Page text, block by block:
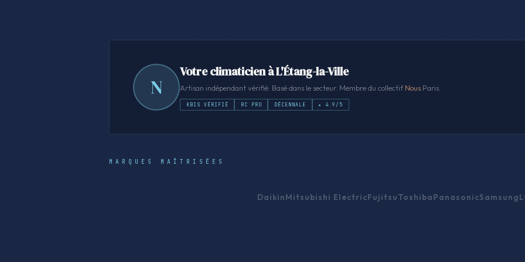
N
Votre climaticien à L'Étang-la-Ville
Artisan indépendant vérifié. Basé dans le secteur. Membre du collectifNous .Paris.
KBIS VÉRIFIÉ RC PRO DÉCENNALE ★ 4.9/5
MARQUES MAÎTRISÉES
DaikinMitsubishi ElectricFujitsuToshibaPanasonicSamsung